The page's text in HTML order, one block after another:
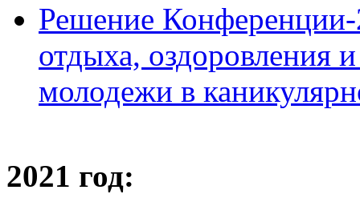
Решение Конференции-
отдыха, оздоровления
молодежи в
2021 год: